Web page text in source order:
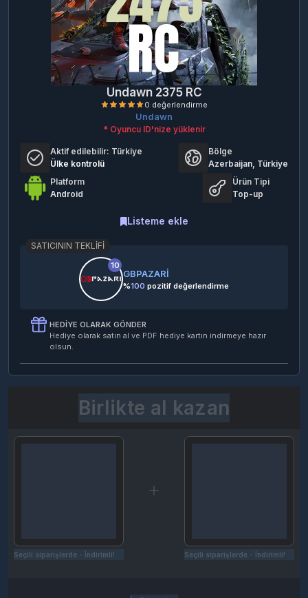
Undawn 2375 RC
Undawn
* Oyuncu ID'nize yüklenir
Aktif edilebilir: Türkiye
Ülke kontrolü
Bölge
Azerbaijan, Türkiye
Platform
Android
Ürün Tipi
Top-up
Listeme ekle
SATICININ TEKLIFI
10
GBPAZARİ
%100 pozitif değerlendirme
HEDIYE OLARAK GÖNDER
Hediye olarak satın al ve PDF hediye kartın indirmeye hazır
olsun.
Birlikte al kazan
Seçili siparişlerde - İndirimli! Seçili siparişlerde - İndirimli!